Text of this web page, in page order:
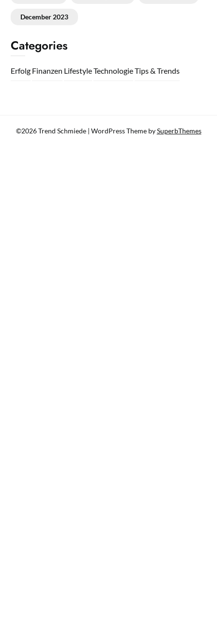
December 2023
Categories
Erfolg Finanzen LifestyleTechnologieTips & Trends
©2026 Trend Schmiede | WordPress Theme bySuperbThemes